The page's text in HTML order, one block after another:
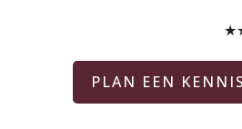
PLAN EEN